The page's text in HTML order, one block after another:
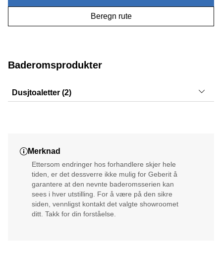
Beregn rute
Baderomsprodukter
Dusjtoaletter (2)
Merknad
Ettersom endringer hos forhandlere skjer hele
tiden, er det dessverre ikke mulig for Geberit å
garantere at den nevnte baderomsserien kan
sees i hver utstilling. For å være på den sikre
siden, vennligst kontakt det valgte showroomet
ditt. Takk for din forståelse.